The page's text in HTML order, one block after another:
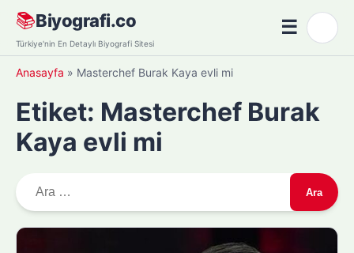
Skip
content
📚Biyografi.co
Türkiye'nin En Detaylı Biyografi Sitesi
☰Menü
Anasayfa » Masterchef Burak Kaya evli mi
Etiket: Masterchef Burak
Kaya evli mi
r